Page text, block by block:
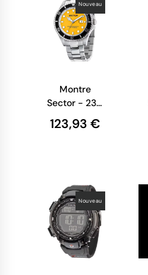
Nouveau
Montre
Sector - 230
- Argent -
R3253161066
123,93 €
Nouveau